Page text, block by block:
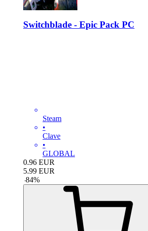
Switchblade - Epic Pack PC
Steam
•
Clave
•
GLOBAL
0.96 EUR
5.99 EUR
-84%